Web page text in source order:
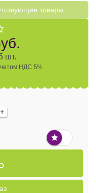
товары
шт.
НДС 5%
+